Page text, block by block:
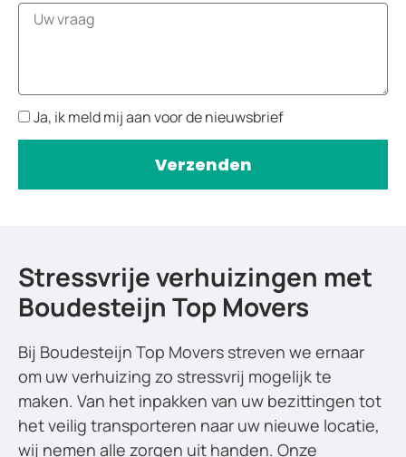
Ja, ik meld mij aan voor de nieuwsbrief
Verzenden
Stressvrije verhuizingen met
Boudesteijn Top Movers
Bij Boudesteijn Top Movers streven we ernaar
om uw verhuizing zo stressvrij mogelijk te
maken. Van het inpakken van uw bezittingen tot
het veilig transporteren naar uw nieuwe locatie,
wij nemen alle zorgen uit handen. Onze